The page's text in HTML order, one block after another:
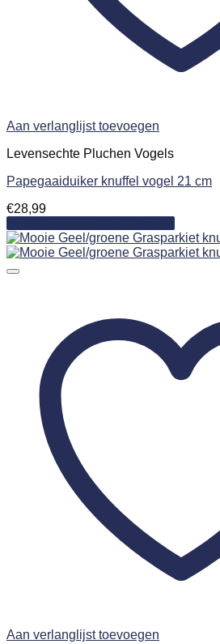
Aan verlanglijst toevoegen
Levensechte Pluchen Vogels
Papegaaiduiker knuffel vogel 21 cm
€28,99
Aan verlanglijst toevoegen